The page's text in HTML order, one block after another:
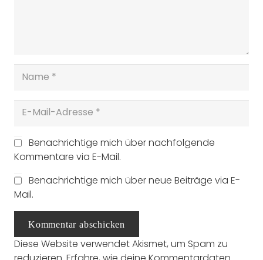
Benachrichtige mich über nachfolgende
Kommentare via E-Mail.
Benachrichtige mich über neue Beiträge via E-
Mail.
Kommentar abschicken
Diese Website verwendet Akismet, um Spam zu